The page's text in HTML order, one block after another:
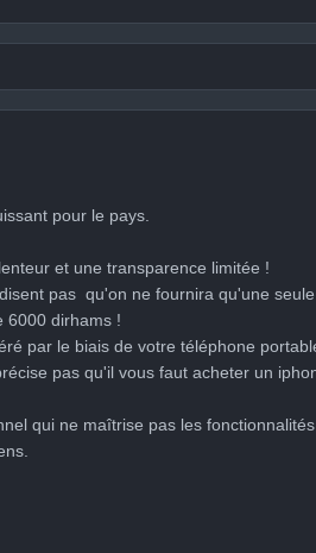
Indifférent Surpris
pour le pays.
et une transparence limitée !
pas  qu'on ne fournira qu'une
6000 dirhams !
par le biais de votre téléphone
pas qu'il vous faut acheter un
qui ne maîtrise pas les